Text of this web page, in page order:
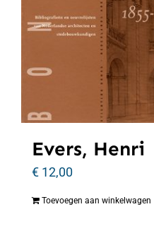
Evers, Henri
€ 12,00
Toevoegen aan winkelwagen